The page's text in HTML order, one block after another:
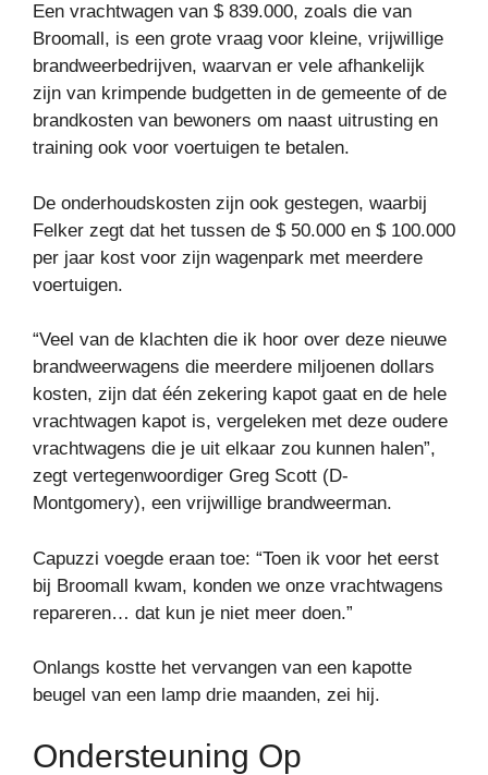
Een vrachtwagen van $ 839.000, zoals die van
Broomall, is een grote vraag voor kleine, vrijwillige
brandweerbedrijven, waarvan er vele afhankelijk
zijn van krimpende budgetten in de gemeente of de
brandkosten van bewoners om naast uitrusting en
training ook voor voertuigen te betalen.
De onderhoudskosten zijn ook gestegen, waarbij
Felker zegt dat het tussen de $ 50.000 en $ 100.000
per jaar kost voor zijn wagenpark met meerdere
voertuigen.
“Veel van de klachten die ik hoor over deze nieuwe
brandweerwagens die meerdere miljoenen dollars
kosten, zijn dat één zekering kapot gaat en de hele
vrachtwagen kapot is, vergeleken met deze oudere
vrachtwagens die je uit elkaar zou kunnen halen”,
zegt vertegenwoordiger Greg Scott (D-
Montgomery), een vrijwillige brandweerman.
Capuzzi voegde eraan toe: “Toen ik voor het eerst
bij Broomall kwam, konden we onze vrachtwagens
repareren… dat kun je niet meer doen.”
Onlangs kostte het vervangen van een kapotte
beugel van een lamp drie maanden, zei hij.
Ondersteuning Op